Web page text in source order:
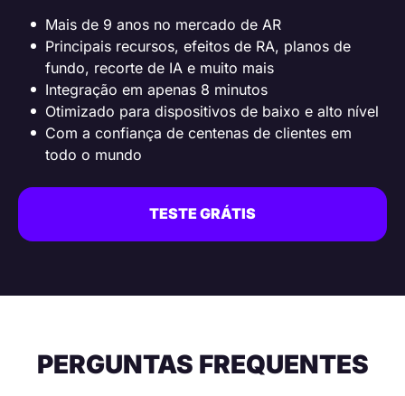
Mais de 9 anos no mercado de AR
Principais recursos, efeitos de RA, planos de
fundo, recorte de IA e muito mais
Integração em apenas 8 minutos
Otimizado para dispositivos de baixo e alto nível
Com a confiança de centenas de clientes em
todo o mundo
TESTE GRÁTIS
PERGUNTAS FREQUENTES